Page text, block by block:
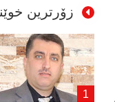
زۆرترین